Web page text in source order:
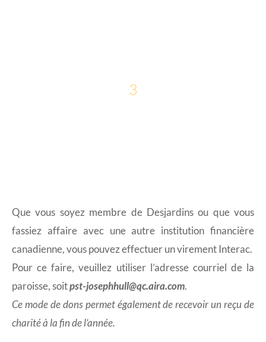
3
Que vous soyez membre de Desjardins ou que vous
fassiez affaire avec une autre institution financière
canadienne, vous pouvez effectuer un virement Interac.
Pour ce faire, veuillez utiliser l’adresse courriel de la
paroisse, soitpst-josephhull@qc.aira.com.
Ce mode de dons permet également de recevoir un reçu de
charité à la fin de l’année.